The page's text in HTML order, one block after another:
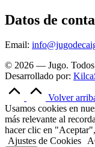
Datos de
Email:
© 2026 — Jugo. Todos
Desarrollado por:
Volver
Usamos cookies en
más relevante al
hacer clic en
Ajustes de Cookies